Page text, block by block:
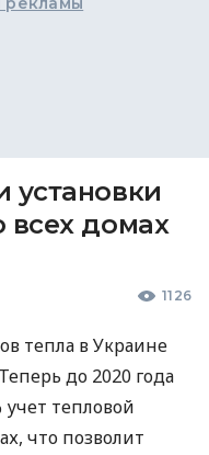
установки
всех домах
1126
тепла в Украине
до 2020 года
тепловой
что позволит